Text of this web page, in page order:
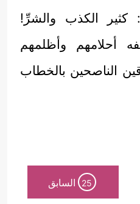
كثير الكذب والشرِّ!
أحلامهم وأظلمهم
الناصحين بالخطاب
25 السابق